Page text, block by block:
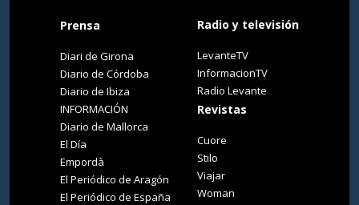
Prensa
Diari de Girona
Diario de Córdoba
Diario de Ibiza
INFORMACIÓN
Diario de Mallorca
El Día
Empordà
El Periódico de Aragón
El Periódico de España
Radio y televisión
LevanteTV
InformacionTV
Radio Levante
Revistas
Cuore
Stilo
Viajar
Woman